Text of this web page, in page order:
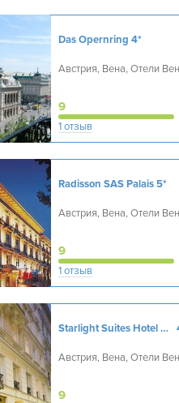
Das Opernring 4*
Австрия, Вена, Отели
9
1 отзыв
Radisson SAS Palais 5*
Австрия, Вена, Отели
9
1 отзыв
Starlight Suites Hotel Salzgries Vienna
Австрия, Вена, Отели
9